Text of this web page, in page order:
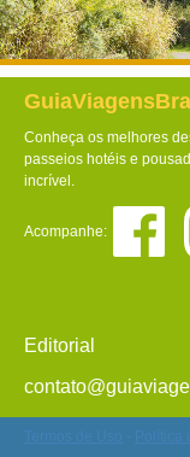
Conheça os melhores
passeios hotéis e
incrível.
Acompanhe:
Editorial
Termos de Uso